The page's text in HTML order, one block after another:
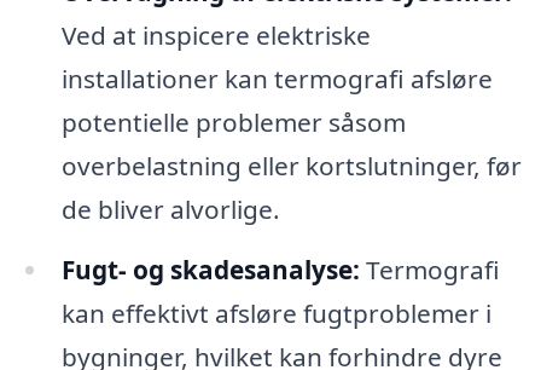
Ved at inspicere elektriske
installationer kan termografi afsløre
potentielle problemer såsom
overbelastning eller kortslutninger, før
de bliver alvorlige.
Fugt- og skadesanalyse: Termografi
kan effektivt afsløre fugtproblemer i
bygninger, hvilket kan forhindre dyre